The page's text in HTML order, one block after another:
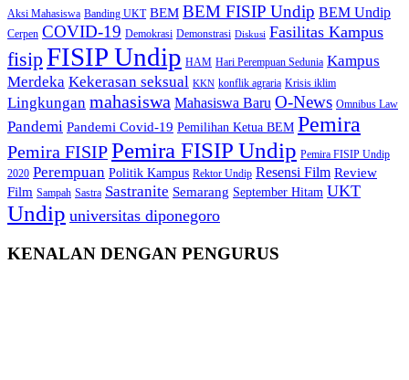
Aksi Mahasiswa Banding UKT BEM BEM FISIP Undip BEM Undip
Cerpen COVID-19 Demokrasi Demonstrasi Diskusi Fasilitas Kampus
fisipFISIP Undip HAM Hari Perempuan Sedunia Kampus
Merdeka Kekerasan seksual KKN konflik agraria Krisis iklim
Lingkungan mahasiswa Mahasiswa Baru O-News Omnibus Law
Pandemi Pandemi Covid-19 Pemilihan Ketua BEM Pemira
Pemira FISIPPemira FISIP Undip Pemira FISIP Undip
2020 Perempuan Politik Kampus Rektor Undip Resensi Film Review
Film Sampah Sastra Sastranite Semarang September Hitam UKT
Undip universitas diponegoro
KENALAN DENGAN PENGURUS